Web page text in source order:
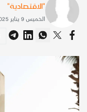
"الاقتصادية"
الخميس 9 يناير 2025 16:22